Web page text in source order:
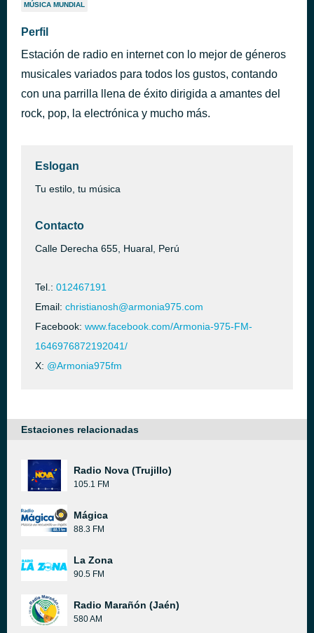
MÚSICA MUNDIAL
Perfil
Estación de radio en internet con lo mejor de géneros
musicales variados para todos los gustos, contando
con una parrilla llena de éxito dirigida a amantes del
rock, pop, la electrónica y mucho más.
Eslogan
Tu estilo, tu música
Contacto
Calle Derecha 655, Huaral, Perú
Tel.: 012467191
Email: christianosh@armonia975.com
Facebook: www.facebook.com/Armonia-975-FM-
1646976872192041/
X: @Armonia975fm
Estaciones relacionadas
Radio Nova (Trujillo)
105.1 FM
Mágica
88.3 FM
La Zona
90.5 FM
Radio Marañón (Jaén)
580 AM